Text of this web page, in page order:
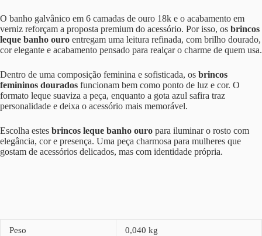
O banho galvânico em 6 camadas de ouro 18k e o acabamento em
verniz reforçam a proposta premium do acessório. Por isso, os brincos
leque banho ouro entregam uma leitura refinada, com brilho dourado,
cor elegante e acabamento pensado para realçar o charme de quem usa.
Dentro de uma composição feminina e sofisticada, os brincos
femininos dourados funcionam bem como ponto de luz e cor. O
formato leque suaviza a peça, enquanto a gota azul safira traz
personalidade e deixa o acessório mais memorável.
Escolha estes brincos leque banho ouro para iluminar o rosto com
elegância, cor e presença. Uma peça charmosa para mulheres que
gostam de acessórios delicados, mas com identidade própria.
Peso 0,040 kg